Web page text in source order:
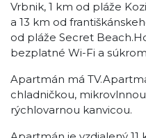
Vrbnik, 1 km od pláže
a 13 km od
od pláže Secret
bezplatné Wi-Fi a
Apartmán má
chladničkou,
rýchlovarnou kanvicou.